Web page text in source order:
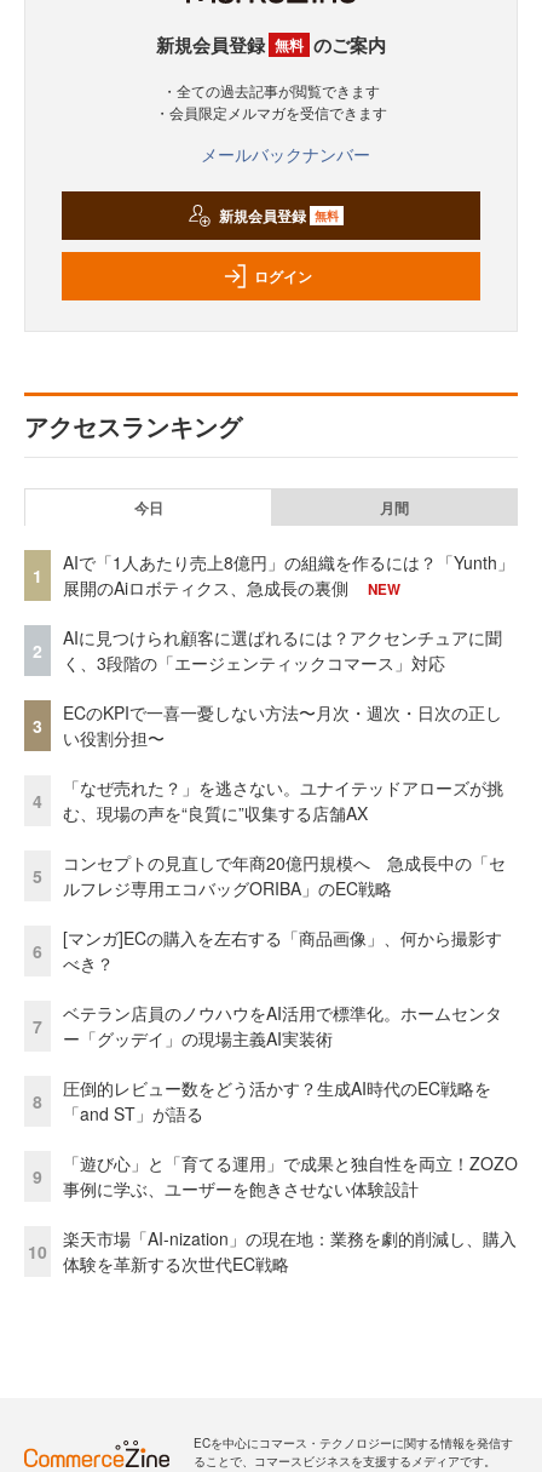
新規会員登録 無料 のご案内
・全ての過去記事が閲覧できます
・会員限定メルマガを受信できます
メールバックナンバー
新規会員登録 無料
ログイン
アクセスランキング
今日 月間
1
AIで「1人あたり売上8億円」の組織を作るには？「Yunth」
展開のAiロボティクス、急成長の裏側
NEW
2
AIに見つけられ顧客に選ばれるには？アクセンチュアに聞
く、3段階の「エージェンティックコマース」対応
3
ECのKPIで一喜一憂しない方法〜月次・週次・日次の正し
い役割分担〜
4
「なぜ売れた？」を逃さない。ユナイテッドアローズが挑
む、現場の声を“良質に”収集する店舗AX
5
コンセプトの見直しで年商20億円規模へ 急成長中の「セ
ルフレジ専用エコバッグORIBA」のEC戦略
6
[マンガ]ECの購入を左右する「商品画像」、何から撮影す
べき？
7
ベテラン店員のノウハウをAI活用で標準化。ホームセンタ
ー「グッデイ」の現場主義AI実装術
8
圧倒的レビュー数をどう活かす？生成AI時代のEC戦略を
「and ST」が語る
9
「遊び心」と「育てる運用」で成果と独自性を両立！ZOZO
事例に学ぶ、ユーザーを飽きさせない体験設計
10
楽天市場「AI-nization」の現在地：業務を劇的削減し、購入
体験を革新する次世代EC戦略
ECを中心にコマース・テクノロジーに関する情報を発信す
ることで、コマースビジネスを支援するメディアです。